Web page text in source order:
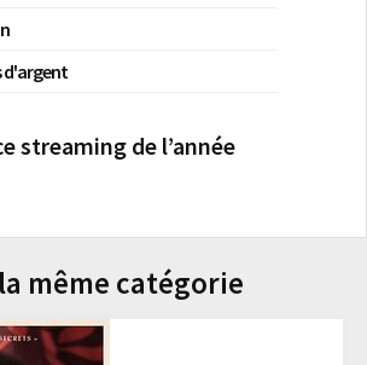
d'argent
streaming de l’année
même catégorie